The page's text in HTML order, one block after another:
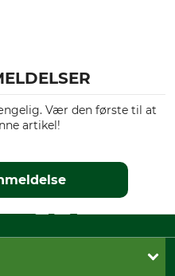
Vær den første til at
artikel!